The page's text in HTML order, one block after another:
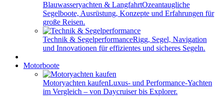
Blauwasseryachten & LangfahrtOzeantaugliche
Segelboote, Ausrüstung, Konzepte und Erfahrungen für
große Reisen.
Technik & SegelperformanceRigg, Segel, Navigation
und Innovationen für effizientes und sicheres Segeln.
Motorboote
Motoryachten kaufenLuxus- und Performance-Yachten
im Vergleich – von Daycruiser bis Explorer.